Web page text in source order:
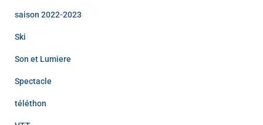
saison 2022-2023
Ski
Son et Lumiere
Spectacle
téléthon